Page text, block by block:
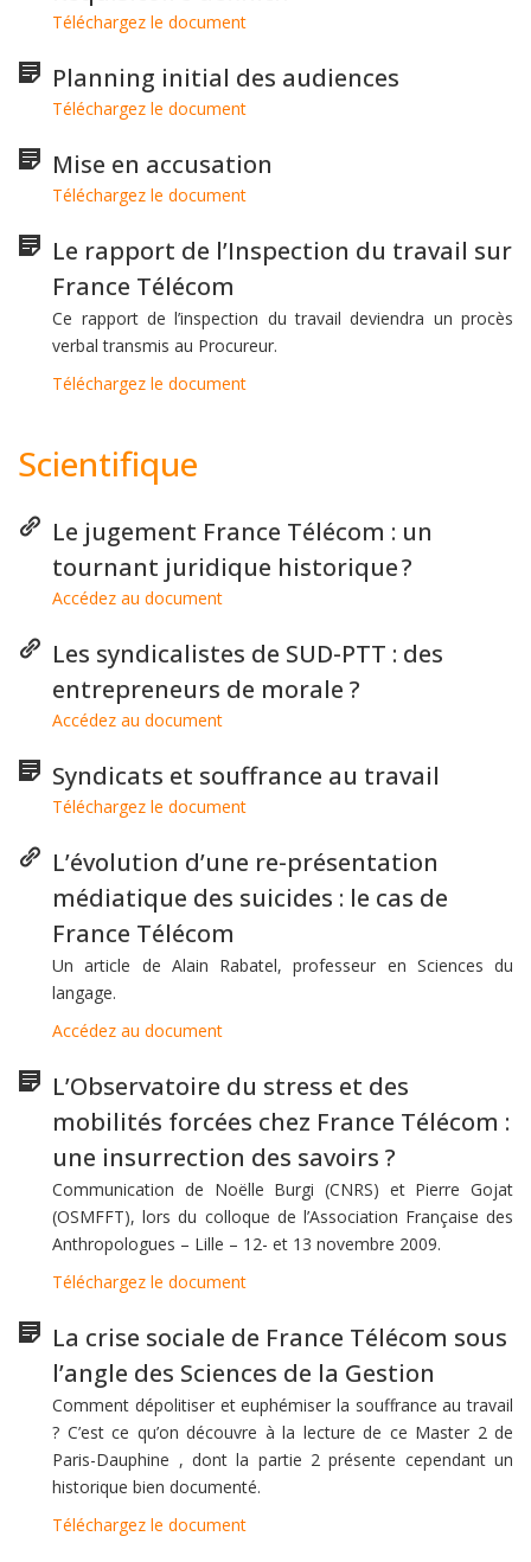
Téléchargez le document
Planning initial des audiences
Téléchargez le document
Mise en accusation
Téléchargez le document
Le rapport de l’Inspection du travail sur
France Télécom
Ce rapport de l’inspection du travail deviendra un procès
verbal transmis au Procureur.
Téléchargez le document
Scientifique
Le jugement France Télécom : un
tournant juridique historique ?
Accédez au document
Les syndicalistes de SUD-PTT : des
entrepreneurs de morale ?
Accédez au document
Syndicats et souffrance au travail
Téléchargez le document
L’évolution d’une re-présentation
médiatique des suicides : le cas de
France Télécom
Un article de Alain Rabatel, professeur en Sciences du
langage.
Accédez au document
L’Observatoire du stress et des
mobilités forcées chez France Télécom :
une insurrection des savoirs ?
Communication de Noëlle Burgi (CNRS) et Pierre Gojat
(OSMFFT), lors du colloque de l’Association Française des
Anthropologues – Lille – 12- et 13 novembre 2009.
Téléchargez le document
La crise sociale de France Télécom sous
l’angle des Sciences de la Gestion
Comment dépolitiser et euphémiser la souffrance au travail
? C’est ce qu’on découvre à la lecture de ce Master 2 de
Paris-Dauphine , dont la partie 2 présente cependant un
historique bien documenté.
Téléchargez le document